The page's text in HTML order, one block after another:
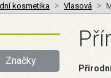
kosmetika Vlasová
Značky